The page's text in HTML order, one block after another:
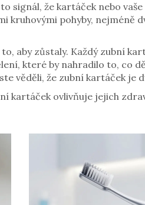
signál, že kartáček nebo
kruhovými pohyby,
aby zůstaly. Každý zubní
které by nahradilo to, co
věděli, že zubní kartáček
kartáček ovlivňuje jejich